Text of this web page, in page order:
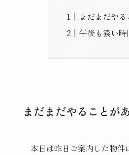
まだまだや
午後も濃い時
まだまだやることが
本日は昨日ご案内した物件